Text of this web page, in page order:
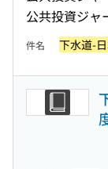
公共投資ジャ
件名 下水道-